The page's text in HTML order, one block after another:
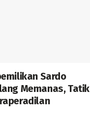
Sardo
Memanas, Tatik